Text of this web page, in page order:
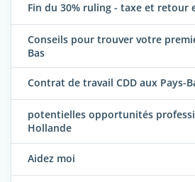
Fin du 30% ruling - taxe et retour
Conseils pour trouver votre
Bas
Contrat de travail CDD aux Pays-
potentielles opportunités
Hollande
Aidez moi